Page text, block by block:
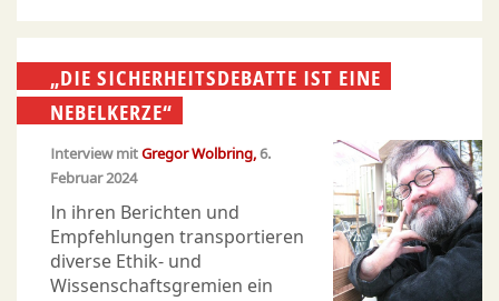
„DIE SICHERHEITSDEBATTE IST EINE
NEBELKERZE“
Interview mitGregor Wolbring 6.
Februar 2024
In ihren Berichten und
Empfehlungen transportieren
diverse Ethik- und
Wissenschaftsgremien ein